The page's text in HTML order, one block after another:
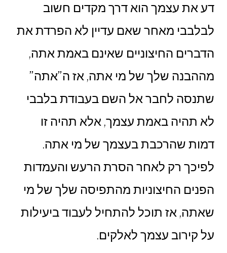
דע את עצמך הוא דרך מקדים חשוב
לבלבבי מאחר שאם עדיין לא הפרדת את
הדברים החיצוניים שאינם באמת אתה,
מההבנה שלך של מי אתה, אז ה”אתה”
שתנסה לחבר אל השם בעבודת בלבבי
לא תהיה באמת עצמך, אלא תהיה זו
דמות שהרכבת בעצמך של מי אתה.
לפיכך רק לאחר הסרת הרעש והעמדות
הפנים החיצוניות מהתפיסה שלך של מי
שאתה, אז תוכל להתחיל לעבוד ביעילות
על קירוב עצמך לאלקים.